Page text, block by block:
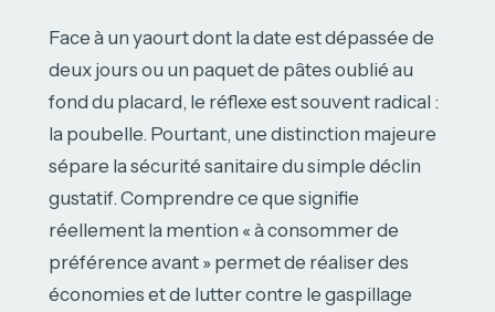
Face à un yaourt dont la date est dépassée de
deux jours ou un paquet de pâtes oublié au
fond du placard, le réflexe est souvent radical :
la poubelle. Pourtant, une distinction majeure
sépare la sécurité sanitaire du simple déclin
gustatif. Comprendre ce que signifie
réellement la mention « à consommer de
préférence avant » permet de réaliser des
économies et de lutter contre le gaspillage